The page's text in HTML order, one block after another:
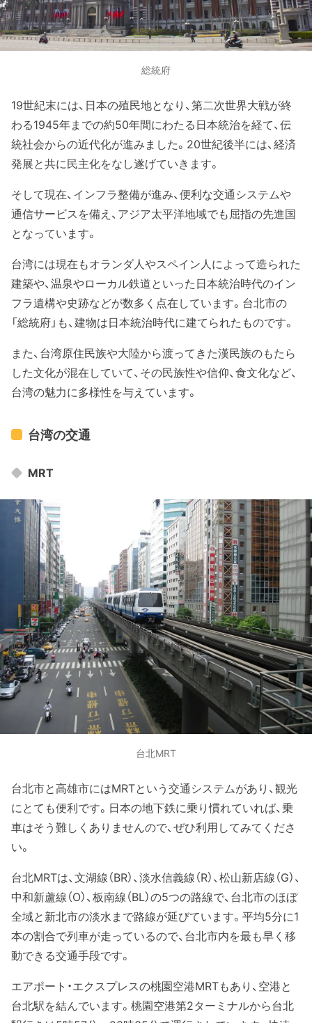
総統府
19世紀末には、日本の殖民地となり、第二次世界大戦が終
わる1945年までの約50年間にわたる日本統治を経て、伝
統社会からの近代化が進みました。20世紀後半には、経済
発展と共に民主化をなし遂げていきます。
そして現在、インフラ整備が進み、便利な交通システムや
通信サービスを備え、アジア太平洋地域でも屈指の先進国
となっています。
台湾には現在もオランダ人やスペイン人によって造られた
建築や、温泉やローカル鉄道といった日本統治時代のイン
フラ遺構や史跡などが数多く点在しています。台北市の
「総統府」も、建物は日本統治時代に建てられたものです。
また、台湾原住民族や大陸から渡ってきた漢民族のもたら
した文化が混在していて、その民族性や信仰、食文化など、
台湾の魅力に多様性を与えています。
台湾の交通
MRT
台北MRT
台北市と高雄市にはMRTという交通システムがあり、観光
にとても便利です。日本の地下鉄に乗り慣れていれば、乗
車はそう難しくありませんので、ぜひ利用してみてくださ
い。
台北MRTは、文湖線（BR）、淡水信義線（R）、松山新店線（G）、
中和新蘆線（O）、板南線（BL）の5つの路線で、台北市のほぼ
全域と新北市の淡水まで路線が延びています。平均5分に1
本の割合で列車が走っているので、台北市内を最も早く移
動できる交通手段です。
エアポート・エクスプレスの桃園空港MRTもあり、空港と
台北駅を結んでいます。桃園空港第2ターミナルから台北